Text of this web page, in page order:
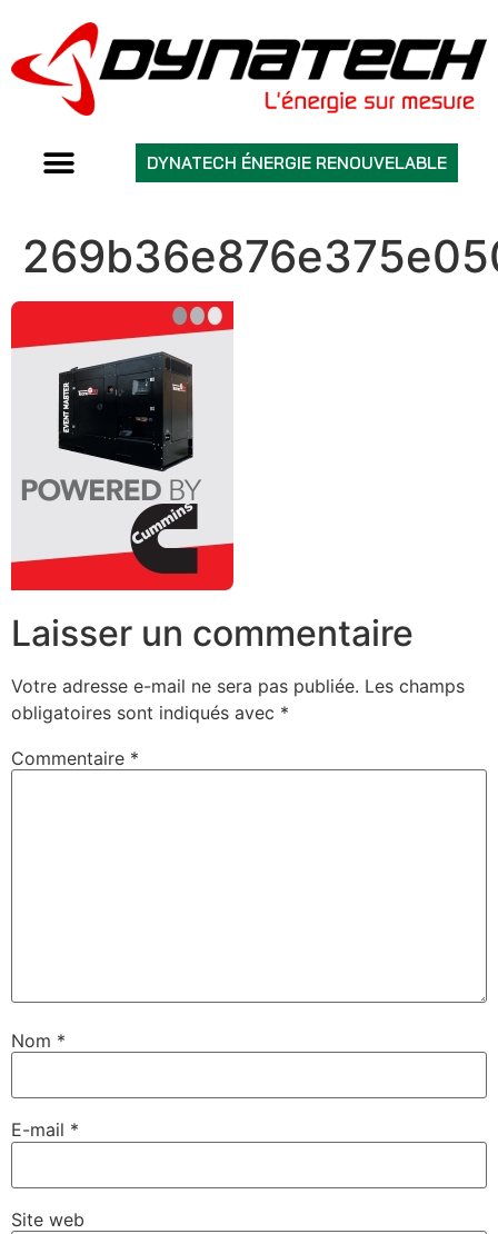
DYNATECH ÉNERGIE RENOUVELABLE
Laisser un commentaire
Votre adresse e-mail ne sera pas publiée. Les champs
obligatoires sont indiqués avec *
Commentaire *
Nom *
E-mail *
Site web